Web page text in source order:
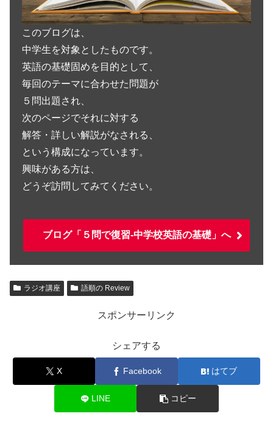
このブログは、
中学生を対象としたものです。
英語の基礎固めを目的として、
毎回のテーマに合わせた問題が
５問出題され、
次のページでそれに対する
解答・詳しい解説がなされる、
という構成になっています。
興味がある方は、
どうぞ訪問してみてください。
ブログ「５問で復習-中学校英語の基礎」へ
ラジオ講座 語順の Review
スポンサーリンク
シェアする
X Facebook はてブ
LINE コピー